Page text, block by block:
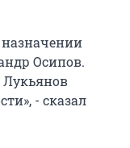
назначении
Осипов.
Лукьянов
- сказал